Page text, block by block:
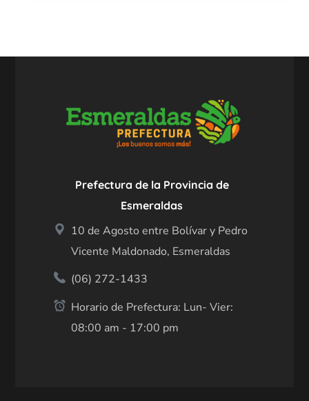
Prefectura de la Provincia de
Esmeraldas
10 de Agosto entre Bolívar y Pedro
Vicente Maldonado, Esmeraldas
(06) 272-1433
Horario de Prefectura: Lun- Vier:
08:00 am - 17:00 pm